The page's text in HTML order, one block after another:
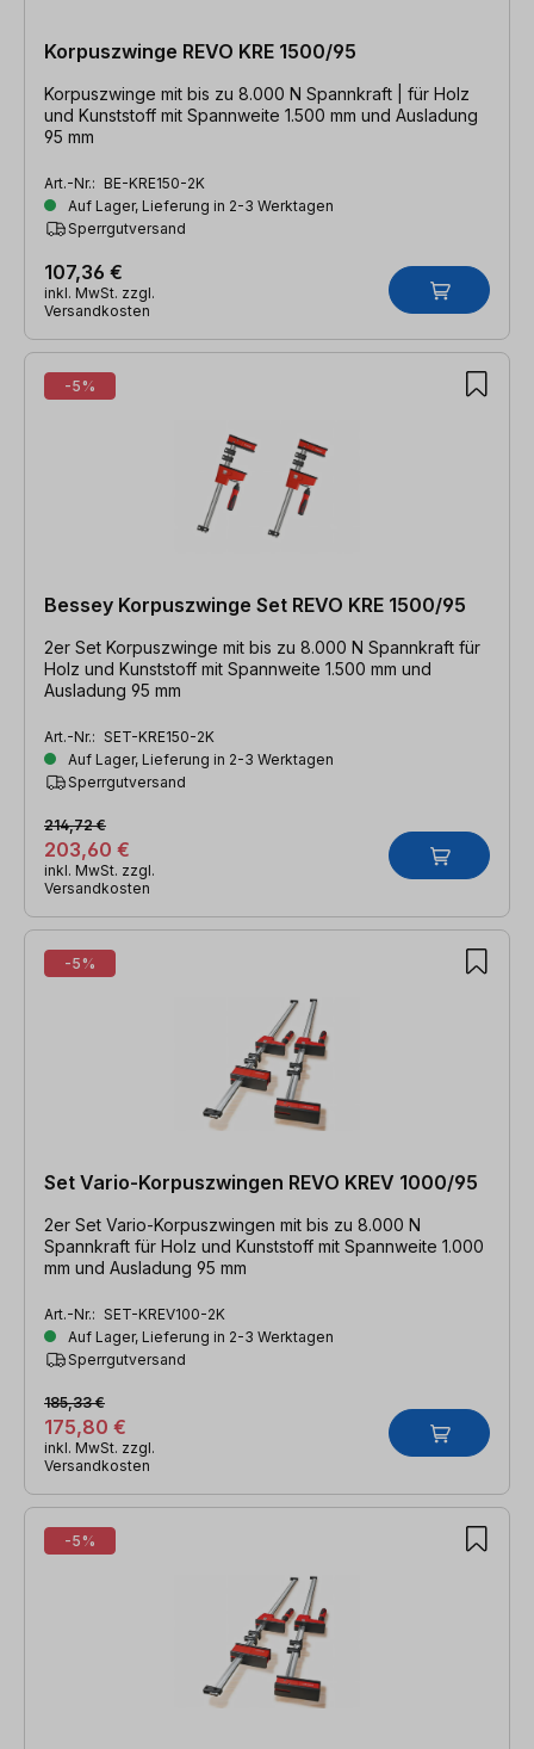
Korpuszwinge REVO KRE 1500/95
Korpuszwinge mit bis zu 8.000 N Spannkraft | für Holz
und Kunststoff mit Spannweite 1.500 mm und Ausladung
95 mm
Art.-Nr.: BE-KRE150-2K
Auf Lager, Lieferung in 2-3 Werktagen
Sperrgutversand
107,36 €
inkl. MwSt. zzgl.
Versandkosten
-5%
Bessey Korpuszwinge Set REVO KRE 1500/95
2er Set Korpuszwinge mit bis zu 8.000 N Spannkraft für
Holz und Kunststoff mit Spannweite 1.500 mm und
Ausladung 95 mm
Art.-Nr.: SET-KRE150-2K
Auf Lager, Lieferung in 2-3 Werktagen
Sperrgutversand
203,60 €
214,72 €
inkl. MwSt. zzgl.
Versandkosten
-5%
Set Vario-Korpuszwingen REVO KREV 1000/95
2er Set Vario-Korpuszwingen mit bis zu 8.000 N
Spannkraft für Holz und Kunststoff mit Spannweite 1.000
mm und Ausladung 95 mm
Art.-Nr.: SET-KREV100-2K
Auf Lager, Lieferung in 2-3 Werktagen
Sperrgutversand
175,80 €
185,33 €
inkl. MwSt. zzgl.
Versandkosten
-5%